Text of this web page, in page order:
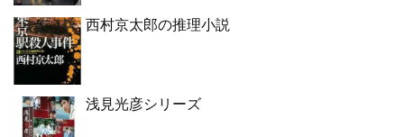
西村京太郎の推理小説
浅見光彦シリーズ